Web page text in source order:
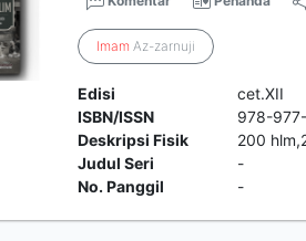
Imam Az-zarnuji
Edisi
cet.XII
ISBN/ISSN
978-
Deskripsi Fisik
200
Judul Seri
-
No. Panggil
-